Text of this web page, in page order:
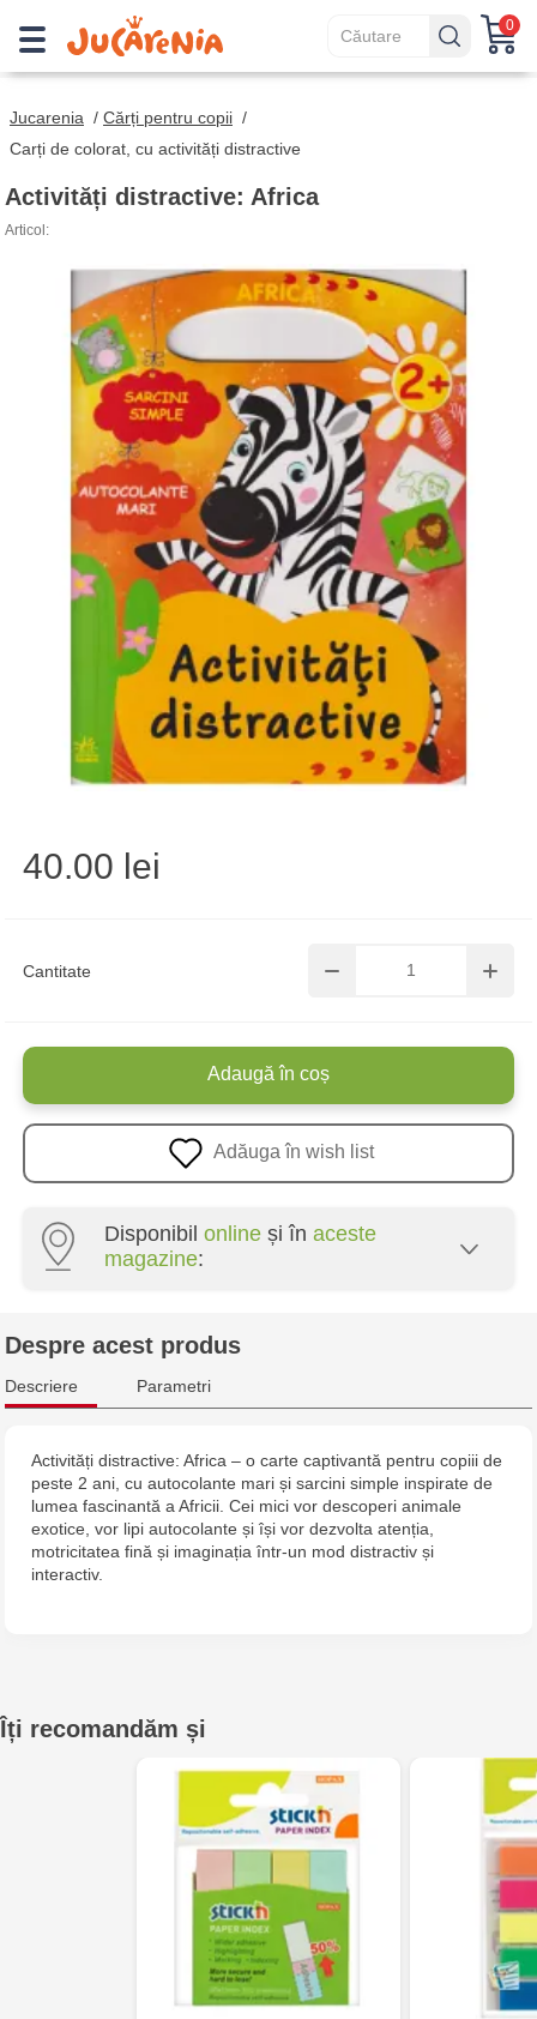
0
Jucarenia / Cărți pentru copii /
Carți de colorat, cu activități distractive
Activități distractive: Africa
Articol:
Cantitate
40.00 lei
Adaugă în coș
Adăuga în wish list
Disponibil online și în aceste
magazine:
Multistore Centru - bd. Cantemir, 6
Jucărenia Bălți - str. Alexandru Cel Bun, 5
Jucărenia Cahul - str. Ștefan cel Mare, 29А
Multistore Soroca - bd. Ștefan cel Mare, 110
MultiStore Căușeni- str. Iurii Gagarin 24
Despre acest produs
Descriere Parametri
Activități distractive: Africa – o carte captivantă pentru copiii de
peste 2 ani, cu autocolante mari și sarcini simple inspirate de
lumea fascinantă a Africii. Cei mici vor descoperi animale
exotice, vor lipi autocolante și își vor dezvolta atenția,
motricitatea fină și imaginația într-un mod distractiv și
interactiv.
Îți recomandăm și